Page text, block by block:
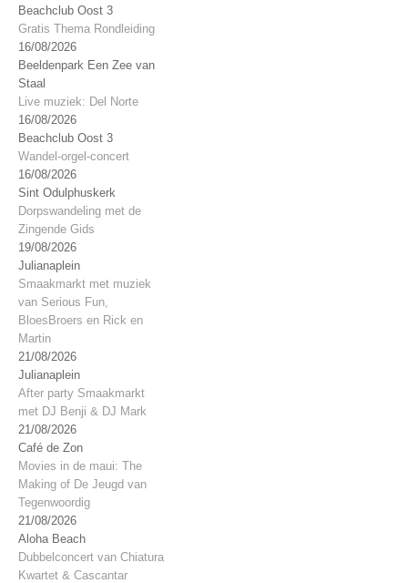
Beachclub Oost 3
Gratis Thema Rondleiding
16/08/2026
Beeldenpark Een Zee van
Staal
Live muziek: Del Norte
16/08/2026
Beachclub Oost 3
Wandel-orgel-concert
16/08/2026
Sint Odulphuskerk
Dorpswandeling met de
Zingende Gids
19/08/2026
Julianaplein
Smaakmarkt met muziek
van Serious Fun,
BloesBroers en Rick en
Martin
21/08/2026
Julianaplein
After party Smaakmarkt
met DJ Benji & DJ Mark
21/08/2026
Café de Zon
Movies in de maui: The
Making of De Jeugd van
Tegenwoordig
21/08/2026
Aloha Beach
Dubbelconcert van Chiatura
Kwartet & Cascantar